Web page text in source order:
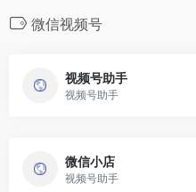
微信视频号
视频号助手
视频号助手
微信小店
视频号助手